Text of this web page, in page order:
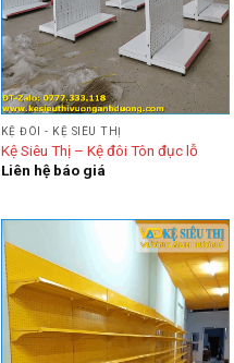
KỆ ĐÔI - KỆ SIÊU THỊ
Kệ Siêu Thị – Kệ đôi Tôn đục lỗ
Liên hệ báo giá